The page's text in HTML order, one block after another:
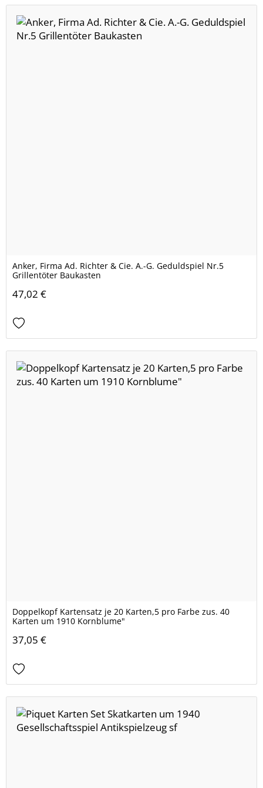
Anker, Firma Ad. Richter & Cie. A.-G. Geduldspiel Nr.5
Grillentöter Baukasten
47,02 €
Doppelkopf Kartensatz je 20 Karten,5 pro Farbe zus. 40
Karten um 1910 Kornblume"
37,05 €